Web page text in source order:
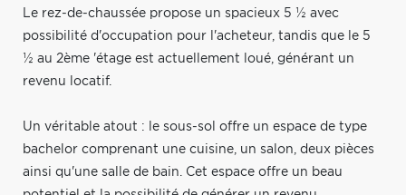
Le rez-de-chaussée propose un spacieux 5 ½ avec
possibilité d'occupation pour l'acheteur, tandis que le 5
½ au 2ème 'étage est actuellement loué, générant un
revenu locatif.
Un véritable atout : le sous-sol offre un espace de type
bachelor comprenant une cuisine, un salon, deux pièces
ainsi qu'une salle de bain. Cet espace offre un beau